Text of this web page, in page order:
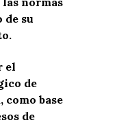
de su
el
de
como base
de